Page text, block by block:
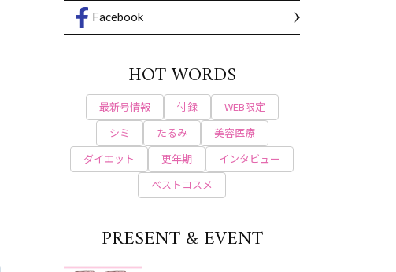
Facebook
HOT WORDS
最新号情報 付録
WEB限定
シミ
たるみ
美容医療
ダイエット
更年期
インタビュー
ベストコスメ
PRESENT & EVENT